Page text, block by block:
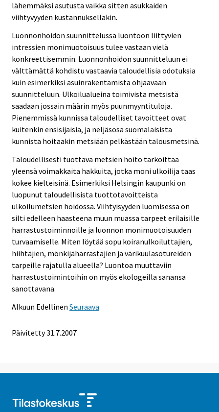
lähemmäksi asutusta vaikka sitten asukkaiden
viihtyvyyden kustannuksellakin.
Luonnonhoidon suunnittelussa luontoon liittyvien
intressien monimuotoisuus tulee vastaan vielä
konkreettisemmin. Luonnonhoidon suunnitteluun ei
välttämättä kohdistu vastaavia taloudellisia odotuksia
kuin esimerkiksi asuinrakentamista ohjaavaan
suunnitteluun. Ulkoilualueina toimivista metsistä
saadaan jossain määrin myös puunmyyntituloja.
Pienemmissä kunnissa taloudelliset tavoitteet ovat
kuitenkin ensisijaisia, ja neljäsosa suomalaisista
kunnista hoitaakin metsiään pelkästään talousmetsinä.
Taloudellisesti tuottava metsien hoito tarkoittaa
yleensä voimakkaita hakkuita, jotka moni ulkoilija taas
kokee kielteisinä. Esimerkiksi Helsingin kaupunki on
luopunut taloudellisista tuottotavoitteista
ulkoilumetsien hoidossa. Viihtyisyyden luomisessa on
silti edelleen haasteena muun muassa tarpeet erilaisille
harrastustoiminnoille ja luonnon monimuotoisuuden
turvaamiselle. Miten löytää sopu koiranulkoiluttajien,
hiihtäjien, mönkijäharrastajien ja värikuulasotureiden
tarpeille rajatulla alueella? Luontoa muuttaviin
harrastustoimintoihin on myös ekologeilla sanansa
sanottavana.
Alkuun Edellinen Seuraava
Päivitetty31.7.2007